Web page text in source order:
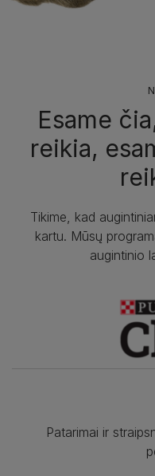
Esame
reikia,
Tikime, kad
kartu. Mūsų
augintinio
Patarimai ir